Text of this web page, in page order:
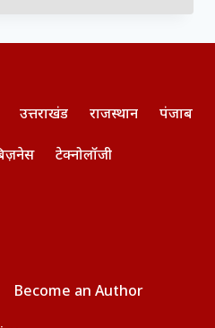
उत्तराखंड राजस्थान पंजाब
टेक्नोलॉजी
Become an Author